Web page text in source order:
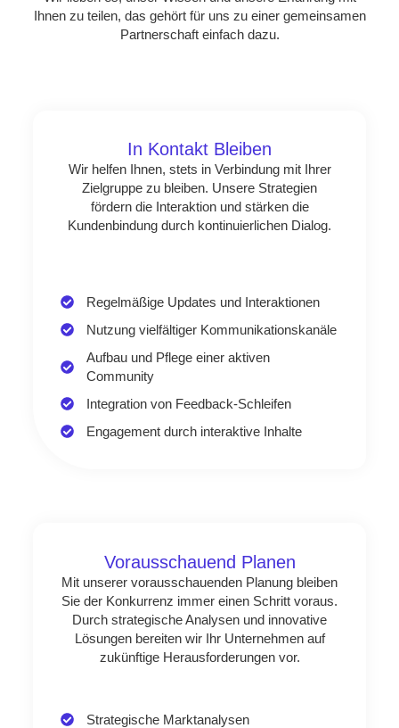
Ihnen zu teilen, das gehört für uns zu einer gemeinsamen
Partnerschaft einfach dazu.
In Kontakt Bleiben
Wir helfen Ihnen, stets in Verbindung mit Ihrer
Zielgruppe zu bleiben. Unsere Strategien
fördern die Interaktion und stärken die
Kundenbindung durch kontinuierlichen Dialog.
Regelmäßige Updates und Interaktionen
Nutzung vielfältiger Kommunikationskanäle
Aufbau und Pflege einer aktiven
Community
Integration von Feedback-Schleifen
Engagement durch interaktive Inhalte
Vorausschauend Planen
Mit unserer vorausschauenden Planung bleiben
Sie der Konkurrenz immer einen Schritt voraus.
Durch strategische Analysen und innovative
Lösungen bereiten wir Ihr Unternehmen auf
zukünftige Herausforderungen vor.
Strategische Marktanalysen